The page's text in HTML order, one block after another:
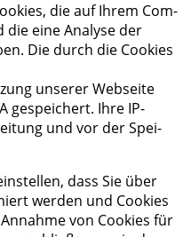
die auf Ihrem Com­
eine Ana­ly­se der
Die durch die Coo­kies
unse­rer Web­sei­te
gespei­chert. Ihre IP-
und vor der Spei­
dass Sie über
wer­den und Coo­kies
von Coo­kies für